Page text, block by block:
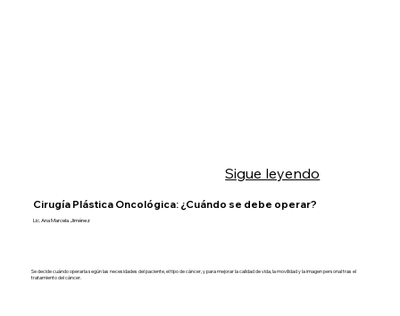
Sigue leyendo
Cirugía Plástica Oncológica: ¿Cuándo se debe operar?
Lic. Ana Marcela Jiménez
Se decide cuándo operarla según las necesidades del paciente, el tipo de cáncer, y para mejorar la calidad de vida, la movilidad y la imagen personal tras el
tratamiento del cáncer.